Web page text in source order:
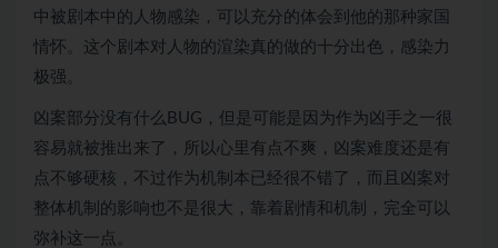
中被剧本中的人物感染，可以充分的体会到他的那种家国
情怀。这个剧本对人物的渲染真的做的十分出色，感染力
极强。
凶案部分没有什么BUG，但是可能是因为作为凶手之一很
容易就被推出来了，所以心里有点不爽，凶案难度还是有
点不够硬核，不过作为机制本已经很不错了，而且凶案对
整体机制的影响也不是很大，靠着剧情和机制，完全可以
弥补这一点。